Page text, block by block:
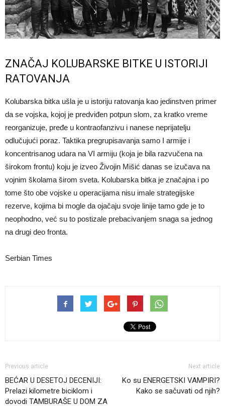
ZNAČAJ KOLUBARSKE BITKE U ISTORIJI
RATOVANJA
Kolubarska bitka ušla je u istoriju ratovanja kao jedinstven primer
da se vojska, kojoj je predviđen potpun slom, za kratko vreme
reorganizuje, pređe u kontraofanzivu i nanese neprijatelju
odlučujući poraz. Taktika pregrupisavanja samo I armije i
koncentrisanog udara na VI armiju (koja je bila razvučena na
širokom frontu) koju je izveo Živojin Mišić danas se izučava na
vojnim školama širom sveta. Kolubarska bitka je značajna i po
tome što obe vojske u operacijama nisu imale strategijske
rezerve, kojima bi mogle da ojačaju svoje linije tamo gde je to
neophodno, već su to postizale prebacivanjem snaga sa jednog
na drugi deo fronta.
Serbian Times
Previous article
BEĆAR U DESETOJ DECENIJI:
Prelazi kilometre biciklom i
dovodi TAMBURAŠE U DOM ZA
Next article
Ko su ENERGETSKI VAMPIRI?
Kako se sačuvati od njih?